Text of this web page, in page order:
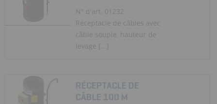
N° d'art. 01232
Réceptacle de câbles avec
câble souple, hauteur de
levage [...]
RÉCEPTACLE DE
CÂBLE 100 M